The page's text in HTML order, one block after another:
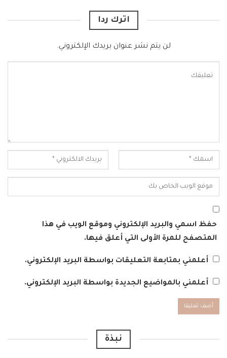
اترك ردا
لن يتم نشر عنوان بريدك الإلكتروني.
حفظ اسمي والبريد الإلكتروني وموقع الويب في هذا
المتصفح للمرة الأولى التي أعلق فيها.
أعلمني بمتابعة التعليقات بواسطة البريد الإلكتروني.
أعلمني بالمواضيع الجديدة بواسطة البريد الإلكتروني.
نبذة